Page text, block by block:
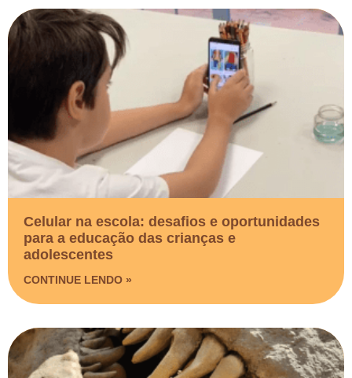
Celular na escola: desafios e oportunidades
para a educação das crianças e
adolescentes
CONTINUE LENDO »